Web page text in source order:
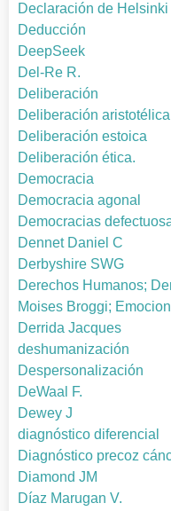
Declaración de Helsinki
Deducción
DeepSeek
Del-Re R.
Deliberación
Deliberación aristotélica
Deliberación estoica
Deliberación ética.
Democracia
Democracia agonal
Democracias
Dennet Daniel C
Derbyshire SWG
Derechos Humanos;
Moises Broggi;
Derrida Jacques
deshumanización
Despersonalización
DeWaal F.
Dewey J
diagnóstico diferencial
Diagnóstico precoz
Diamond JM
Díaz Marugan V.